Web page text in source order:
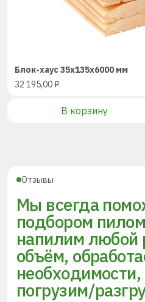
Блок-хаус 35х135х6000 мм
32 195,00₽
В корзину
Отзывы
Мы всегда
подбором
напилим любой
объём,
погрузим/